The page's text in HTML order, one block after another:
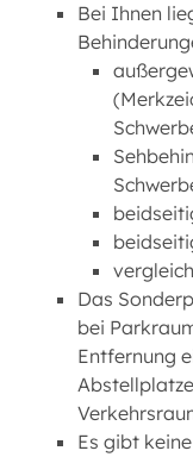
Bei Ihnen
Das
bei
Entfernung
Es gibt